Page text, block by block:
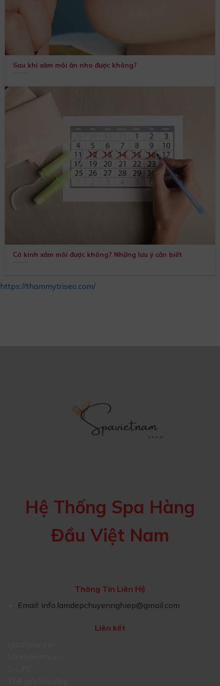
Sau khi xăm môi ăn nho được không?
Có kinh xăm môi được không? Những lưu ý cần biết
https://thammytriseo.com/
Hệ Thống Spa Hàng
Đầu Việt Nam
Thông Tin Liên Hệ
Email: info.lamdepchuyennghiep@gmail.com
Liên kết